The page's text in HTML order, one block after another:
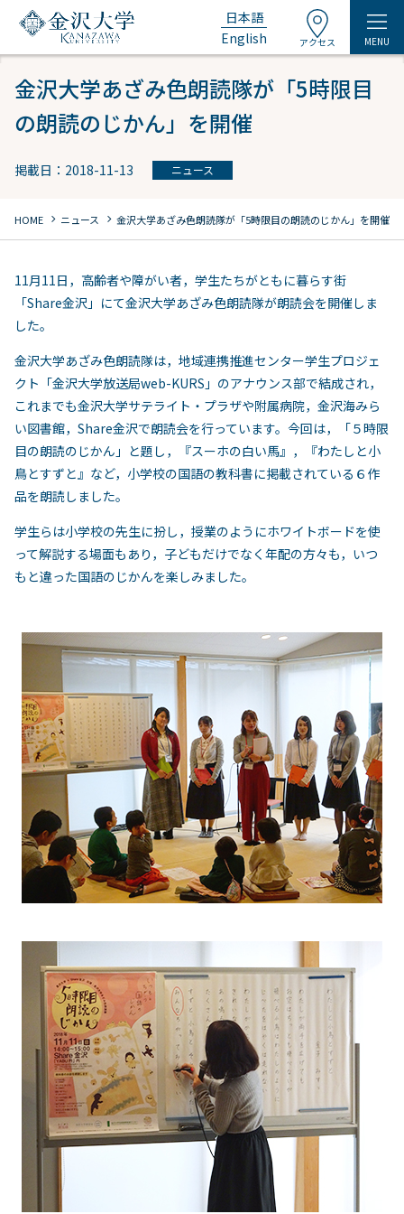
日本語
English
アクセス MENU
金沢大学あざみ色朗読隊が「5時限目
の朗読のじかん」を開催
掲載日：2018-11-13 ニュース
HOME chevron_right ニュース chevron_right 金沢大学あざみ色朗読隊が「5時限目の朗読のじかん」を開催
11月11日，高齢者や障がい者，学生たちがともに暮らす街
「Share金沢」にて金沢大学あざみ色朗読隊が朗読会を開催しま
した。
金沢大学あざみ色朗読隊は，地域連携推進センター学生プロジェ
クト「金沢大学放送局web-KURS」のアナウンス部で結成され，
これまでも金沢大学サテライト・プラザや附属病院，金沢海みら
い図書館，Share金沢で朗読会を行っています。今回は，「５時限
目の朗読のじかん」と題し，『スーホの白い馬』，『わたしと小
鳥とすずと』など，小学校の国語の教科書に掲載されている６作
品を朗読しました。
学生らは小学校の先生に扮し，授業のようにホワイトボードを使
って解説する場面もあり，子どもだけでなく年配の方々も，いつ
もと違った国語のじかんを楽しみました。